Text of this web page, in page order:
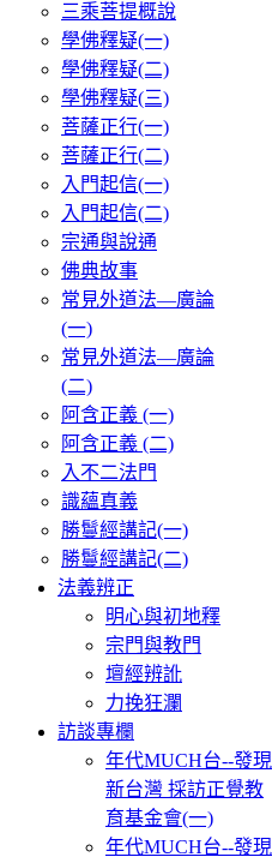
三乘菩提概說
學佛釋疑(一)
學佛釋疑(二)
學佛釋疑(三)
菩薩正行(一)
菩薩正行(二)
入門起信(一)
入門起信(二)
宗通與說通
佛典故事
常見外道法—廣論
(一)
常見外道法—廣論
(二)
阿含正義 (一)
阿含正義 (二)
入不二法門
識蘊真義
勝鬘經講記(一)
勝鬘經講記(二)
法義辨正
明心與初地釋
宗門與教門
壇經辨訛
力挽狂瀾
訪談專欄
年代MUCH台--發現
新台灣 採訪正覺教
育基金會(一)
年代MUCH台--發現